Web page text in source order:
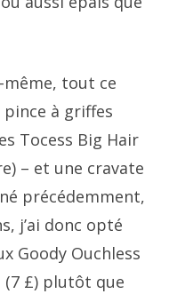
tout ce
à griffes
Tocess Big Hair
– et une cravate
précédemment,
j’ai donc opté
Goody Ouchless
(7 £) plutôt que